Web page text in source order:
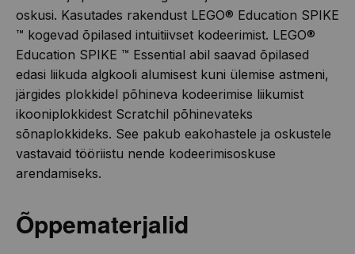
oskusi. Kasutades rakendust LEGO® Education SPIKE
™ kogevad õpilased intuitiivset kodeerimist. LEGO®
Education SPIKE ™ Essential abil saavad õpilased
edasi liikuda algkooli alumisest kuni ülemise astmeni,
järgides plokkidel põhineva kodeerimise liikumist
ikooniplokkidest Scratchil põhinevateks
sõnaplokkideks. See pakub eakohastele ja oskustele
vastavaid tööriistu nende kodeerimisoskuse
arendamiseks.
Õppematerjalid